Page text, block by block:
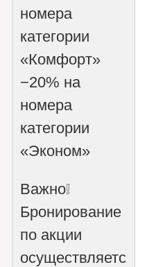
номера
категории
«Комфорт»
−20% на
номера
категории
«Эконом»
Важно❕
Бронирование
по акции
осуществляется